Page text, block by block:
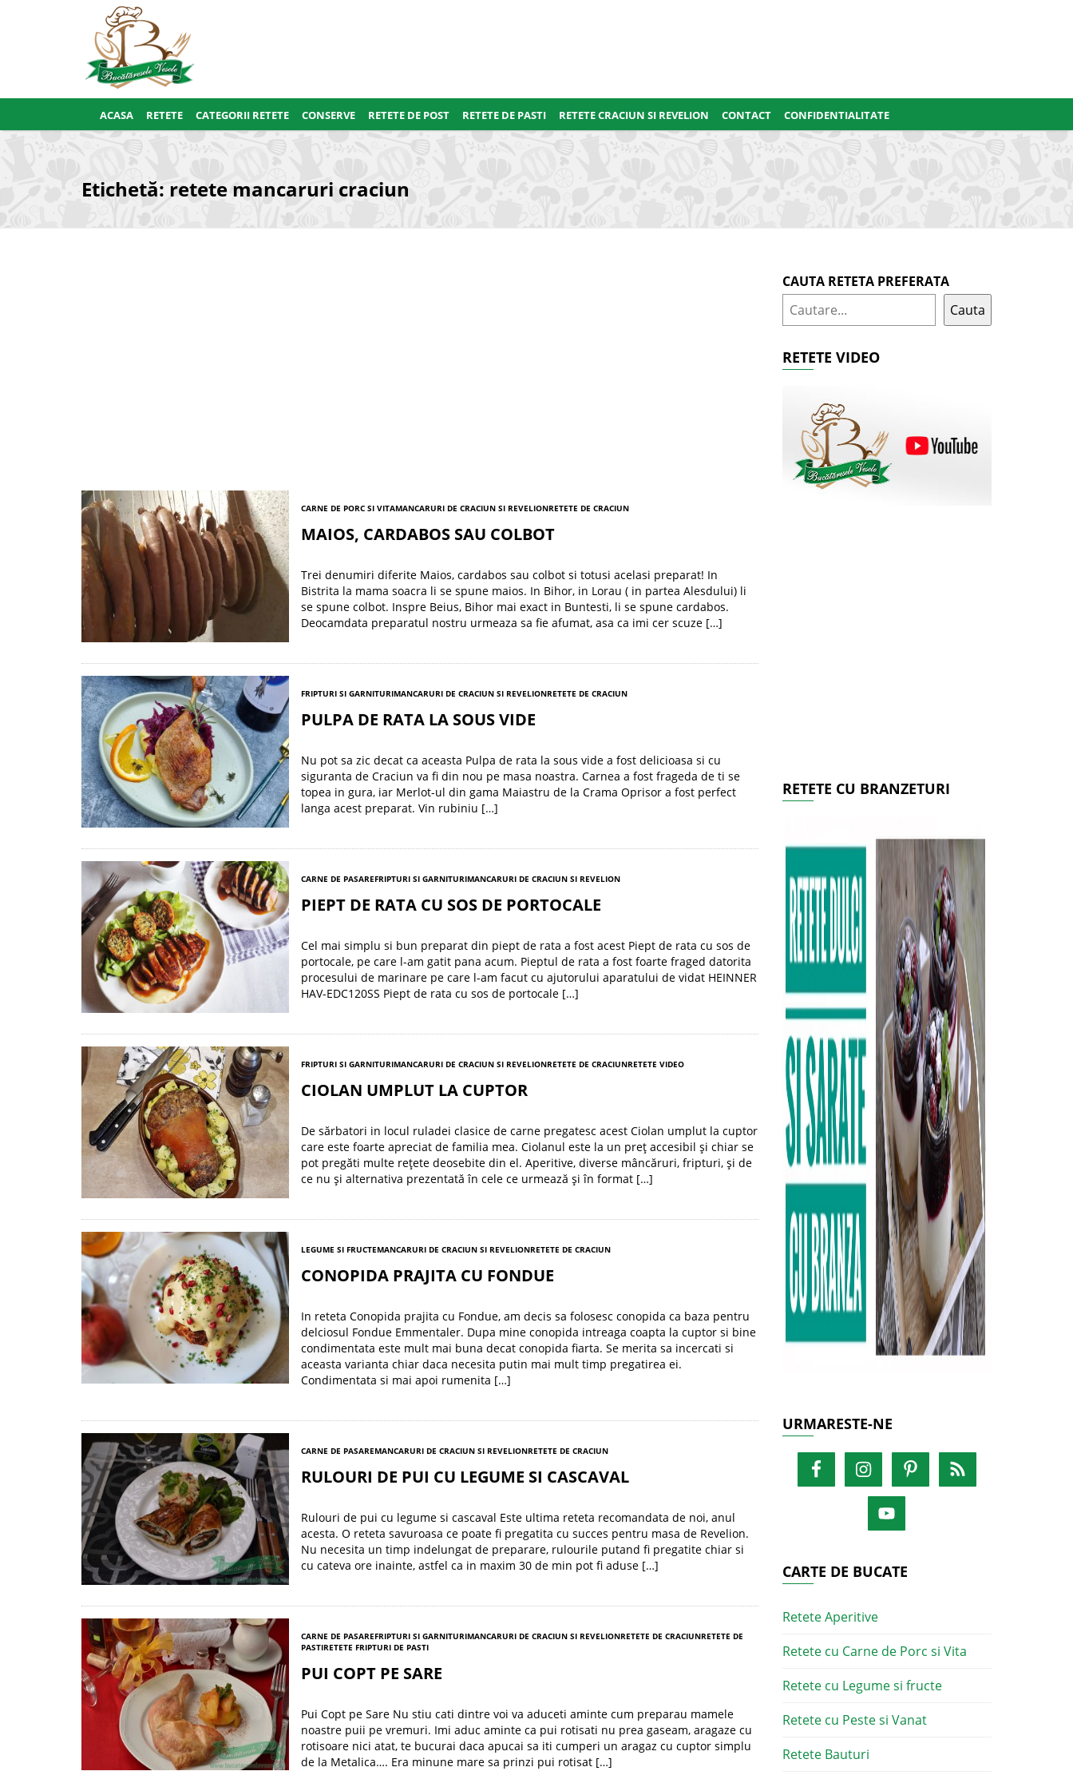
ACASA RETETE CATEGORII RETETE CONSERVE RETETE DE POST RETETE DE PASTI RETETE CRACIUN SI REVELION CONTACT CONFIDENTIALITATE
Etichetă: retete mancaruri craciun
CARNE DE PORC SI VITAMANCARURI DE CRACIUN SI REVELIONRETETE DE CRACIUN
MAIOS, CARDABOS SAU COLBOT
Trei denumiri diferite Maios, cardabos sau colbot si totusi acelasi preparat! In
Bistrita la mama soacra li se spune maios. In Bihor, in Lorau ( in partea Alesdului) li
se spune colbot. Inspre Beius, Bihor mai exact in Buntesti, li se spune cardabos.
Deocamdata preparatul nostru urmeaza sa fie afumat, asa ca imi cer scuze […]
FRIPTURI SI GARNITURIMANCARURI DE CRACIUN SI REVELIONRETETE DE CRACIUN
PULPA DE RATA LA SOUS VIDE
Nu pot sa zic decat ca aceasta Pulpa de rata la sous vide a fost delicioasa si cu
siguranta de Craciun va fi din nou pe masa noastra. Carnea a fost frageda de ti se
topea in gura, iar Merlot-ul din gama Maiastru de la Crama Oprisor a fost perfect
langa acest preparat. Vin rubiniu […]
CARNE DE PASAREFRIPTURI SI GARNITURIMANCARURI DE CRACIUN SI REVELION
PIEPT DE RATA CU SOS DE PORTOCALE
Cel mai simplu si bun preparat din piept de rata a fost acest Piept de rata cu sos de
portocale, pe care l-am gatit pana acum. Pieptul de rata a fost foarte fraged datorita
procesului de marinare pe care l-am facut cu ajutorului aparatului de vidat HEINNER
HAV-EDC120SS Piept de rata cu sos de portocale […]
FRIPTURI SI GARNITURIMANCARURI DE CRACIUN SI REVELIONRETETE DE CRACIUNRETETE VIDEO
CIOLAN UMPLUT LA CUPTOR
De sărbatori in locul ruladei clasice de carne pregatesc acest Ciolan umplut la cuptor
care este foarte apreciat de familia mea. Ciolanul este la un preț accesibil și chiar se
pot pregăti multe rețete deosebite din el. Aperitive, diverse mâncăruri, fripturi, și de
ce nu și alternativa prezentată în cele ce urmează și în format […]
LEGUME SI FRUCTEMANCARURI DE CRACIUN SI REVELIONRETETE DE CRACIUN
CONOPIDA PRAJITA CU FONDUE
In reteta Conopida prajita cu Fondue, am decis sa folosesc conopida ca baza pentru
delciosul Fondue Emmentaler. Dupa mine conopida intreaga coapta la cuptor si bine
condimentata este mult mai buna decat conopida fiarta. Se merita sa incercati si
aceasta varianta chiar daca necesita putin mai mult timp pregatirea ei.
Condimentata si mai apoi rumenita […]
CARNE DE PASAREMANCARURI DE CRACIUN SI REVELIONRETETE DE CRACIUN
RULOURI DE PUI CU LEGUME SI CASCAVAL
Rulouri de pui cu legume si cascaval Este ultima reteta recomandata de noi, anul
acesta. O reteta savuroasa ce poate fi pregatita cu succes pentru masa de Revelion.
Nu necesita un timp indelungat de preparare, rulourile putand fi pregatite chiar si
cu cateva ore inainte, astfel ca in maxim 30 de min pot fi aduse […]
CARNE DE PASAREFRIPTURI SI GARNITURIMANCARURI DE CRACIUN SI REVELIONRETETE DE CRACIUNRETETE DE
PASTIRETETE FRIPTURI DE PASTI
PUI COPT PE SARE
Pui Copt pe Sare Nu stiu cati dintre voi va aduceti aminte cum preparau mamele
noastre puii pe vremuri. Imi aduc aminte ca pui rotisati nu prea gaseam, aragaze cu
rotisoare nici atat, te bucurai daca apucai sa iti cumperi un aragaz cu cuptor simplu
de la Metalica…. Era minune mare sa prinzi pui rotisat […]
CAUTA RETETA PREFERATA
Cauta
RETETE VIDEO
RETETE CU BRANZETURI
URMARESTE-NE
CARTE DE BUCATE
Retete Aperitive
Retete cu Carne de Porc si Vita
Retete cu Legume si fructe
Retete cu Peste si Vanat
Retete Bauturi